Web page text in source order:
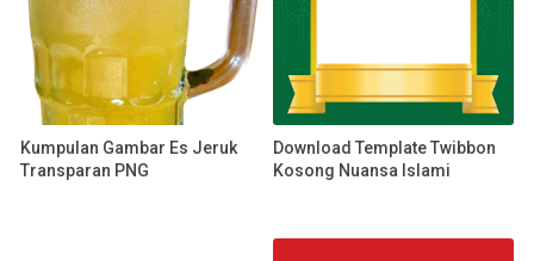
Kumpulan Gambar Es Jeruk
Transparan PNG
Download Template Twibbon
Kosong Nuansa Islami